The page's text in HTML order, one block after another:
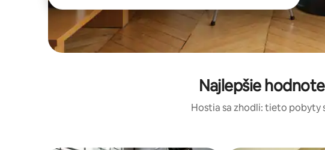
Najlepšie
Hostia sa zhodli: tieto pobyty